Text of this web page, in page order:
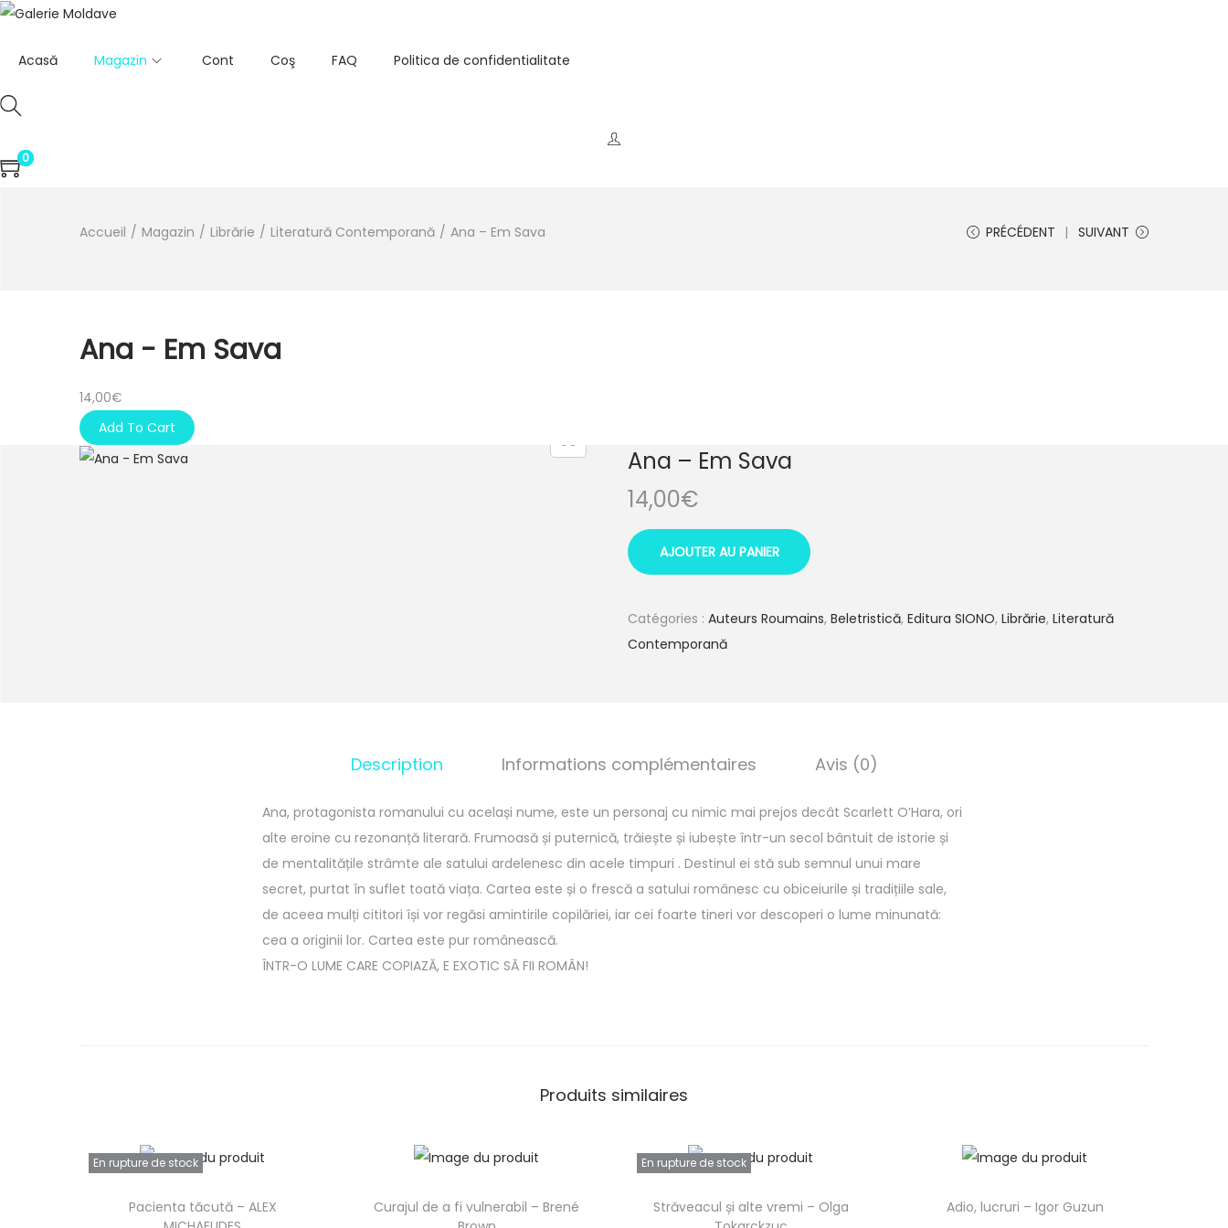
Acasă Magazin Cont Coş FAQ Politica de confidentialitate
0
Accueil / Magazin / Librărie / Literatură Contemporană / Ana – Em Sava PRÉCÉDENT SUIVANT
Ana - Em Sava
14,00€
Add To Cart
Ana – Em Sava
14,00€
AJOUTER AU PANIER
Catégories : Auteurs Roumains, Beletristică, Editura SIONO, Librărie, Literatură
Contemporană
Description Informations complémentaires Avis (0)
Ana, protagonista romanului cu același nume, este un personaj cu nimic mai prejos decât Scarlett O’Hara, ori
alte eroine cu rezonanță literară. Frumoasă și puternică, trăiește și iubește într-un secol bântuit de istorie și
de mentalitățile strâmte ale satului ardelenesc din acele timpuri . Destinul ei stă sub semnul unui mare
secret, purtat în suflet toată viața. Cartea este și o frescă a satului românesc cu obiceiurile și tradițiile sale,
de aceea mulți cititori își vor regăsi amintirile copilăriei, iar cei foarte tineri vor descoperi o lume minunată:
cea a originii lor. Cartea este pur românească.
ÎNTR-O LUME CARE COPIAZĂ, E EXOTIC SĂ FII ROMÂN!
Produits similaires
En rupture de stock
Pacienta tăcută – ALEX
Curajul de a fi vulnerabil – Brené
En rupture de stock
Străveacul și alte vremi – Olga
Adio, lucruri – Igor Guzun